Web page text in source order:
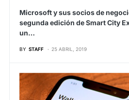
Microsoft y sus socios de
segunda edición de Smart City
un…
BY STAFF 25 ABRIL, 2019